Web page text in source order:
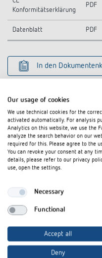
Konformitätserklärung
PDF
Datenblatt PDF
In den
Our usage of cookies
We use technical cookies for the
activated automatically. For analysis
Analytics on this website, we use the
analyze the search behavior on our
required for this. Please agree to the
You can revoke your consent at any
details, please refer to our privacy
use, open the settings.
Necessary
Functional
Accept all
Deny